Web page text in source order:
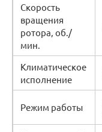
Скорость
вращения
ротора, об./
мин.
Климатическое
исполнение
Режим работы